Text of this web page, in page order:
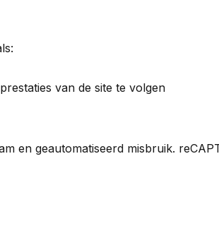
van de site te volgen
en geautomatiseerd misbruik.